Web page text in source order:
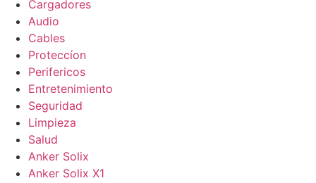
Cargadores
Audio
Cables
Proteccíon
Perifericos
Entretenimiento
Seguridad
Limpieza
Salud
Anker Solix
Anker Solix X1